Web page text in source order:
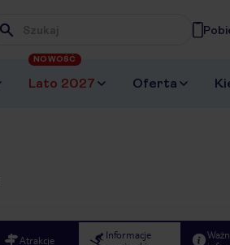
Wpisz frazę, której szukasz
Lato 2027
NOWOŚĆ
Oferta
Atrakcje
Informacje